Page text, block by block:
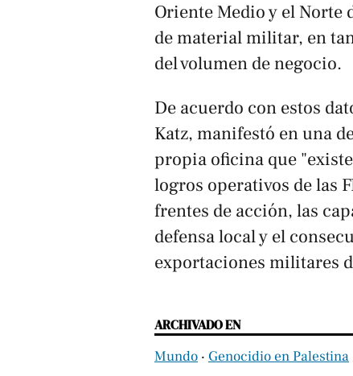
Oriente Medio y el Norte
de material militar, en
del volumen de negocio.
De acuerdo con estos
Katz, manifestó en una
propia oficina que
logros operativos de las
frentes de acción, las
defensa local y el
exportaciones militares
ARCHIVADO EN
Mundo ‧ Genocidio en Palestina